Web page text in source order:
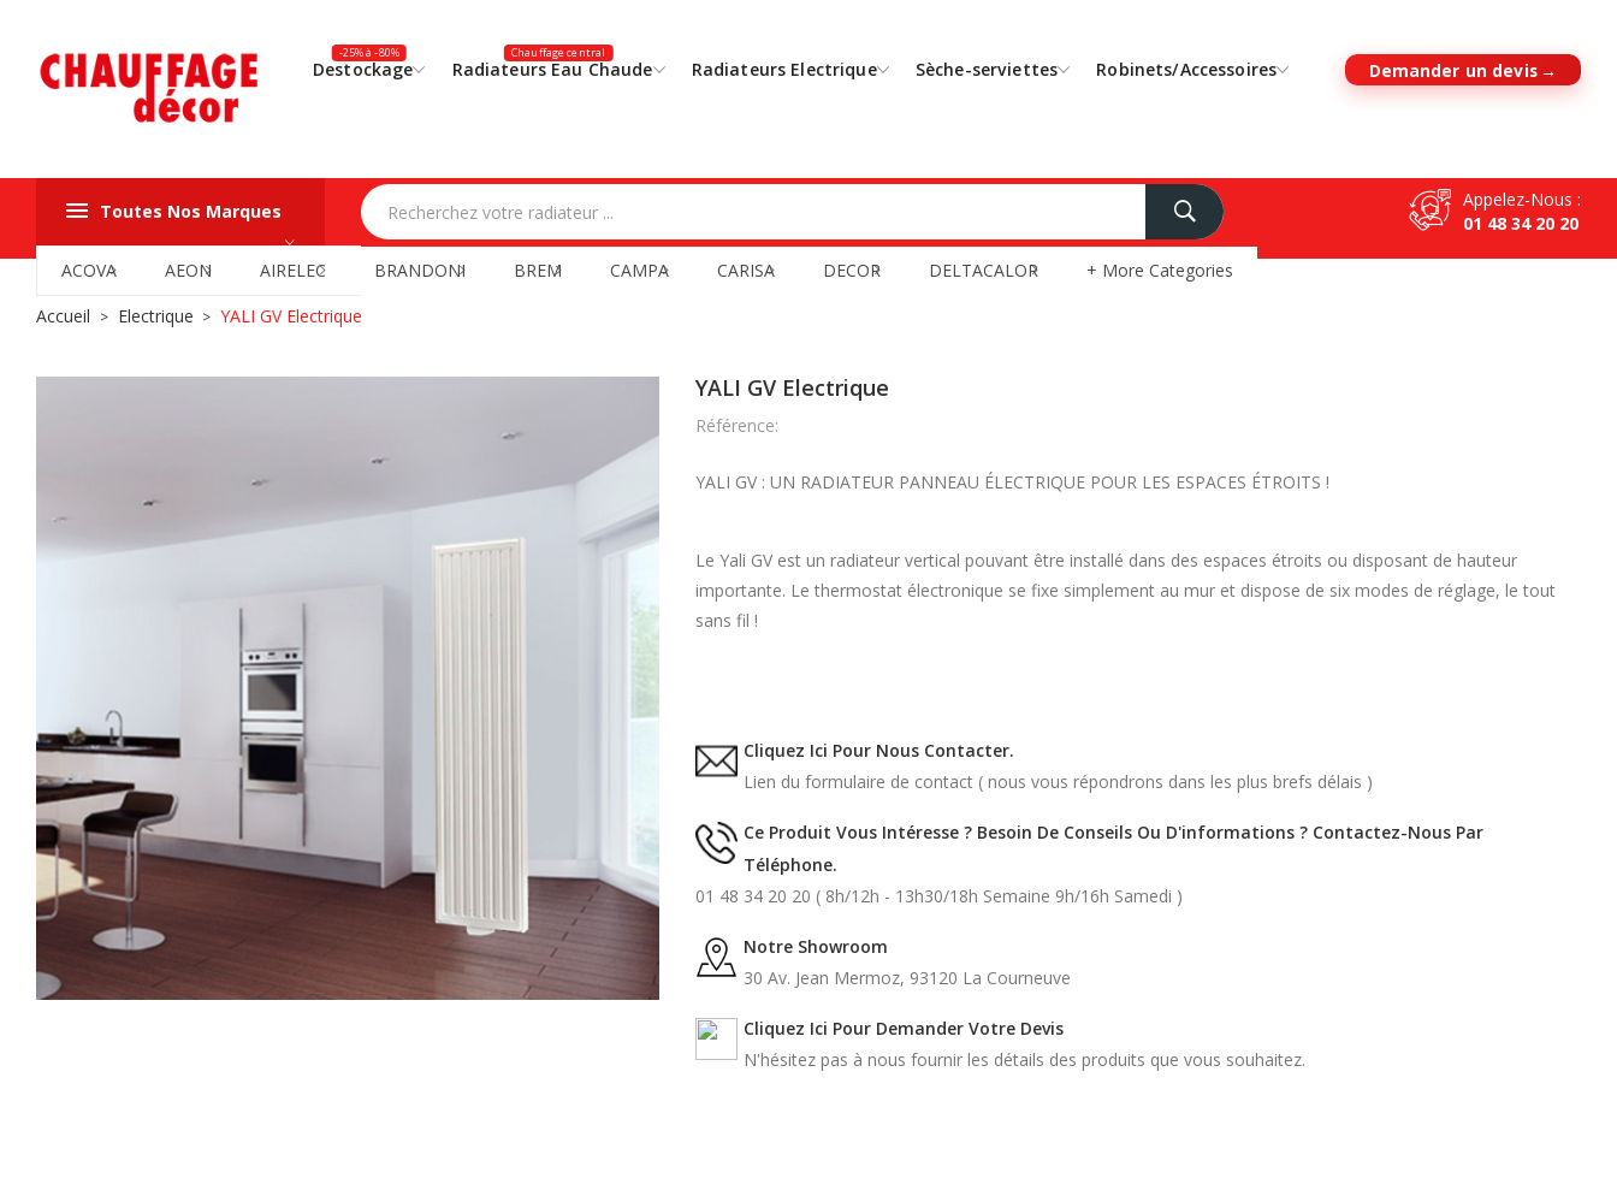
Destockage
-25% à -80%
Radiateurs Eau Chaude
Chauffage central
Radiateurs Electrique Sèche-serviettes Robinets/Accessoires Demander un devis
Toutes Nos Marques
ACOVA AEON AIRELEC BRANDONI BREM CAMPA CARISA DECOR DELTACALOR + More Categories
Appelez-Nous :
01 48 34 20 20
Accueil Electrique YALI GV Electrique
YALI GV Electrique
Référence:
YALI GV : UN RADIATEUR PANNEAU ÉLECTRIQUE POUR LES ESPACES ÉTROITS !
Le Yali GV est un radiateur vertical pouvant être installé dans des espaces étroits ou disposant de hauteur
importante. Le thermostat électronique se fixe simplement au mur et dispose de six modes de réglage, le tout
sans fil !
Cliquez Ici Pour Nous Contacter.
Lien du formulaire de contact ( nous vous répondrons dans les plus brefs délais )
Ce Produit Vous Intéresse ? Besoin De Conseils Ou D'informations ? Contactez-Nous Par
Téléphone.
01 48 34 20 20 ( 8h/12h - 13h30/18h Semaine 9h/16h Samedi )
Notre Showroom
30 Av. Jean Mermoz, 93120 La Courneuve
Cliquez Ici Pour Demander Votre Devis
N'hésitez pas à nous fournir les détails des produits que vous souhaitez.